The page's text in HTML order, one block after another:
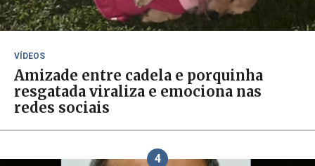
VÍDEOS
Amizade entre cadela e porquinha
resgatada viraliza e emociona nas
redes sociais
4